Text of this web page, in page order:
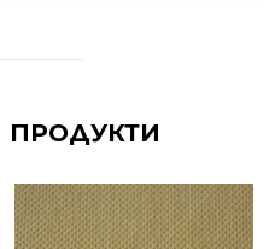
ПРОДУКТИ